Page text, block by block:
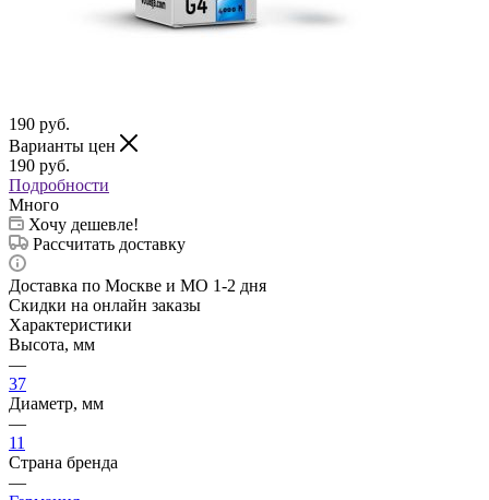
190 руб.
Варианты цен
190 руб.
Подробности
Много
Хочу дешевле!
Рассчитать доставку
Доставка по Москве и МО 1-2 дня
Скидки на онлайн заказы
Характеристики
Высота, мм
—
37
Диаметр, мм
—
11
Страна бренда
—